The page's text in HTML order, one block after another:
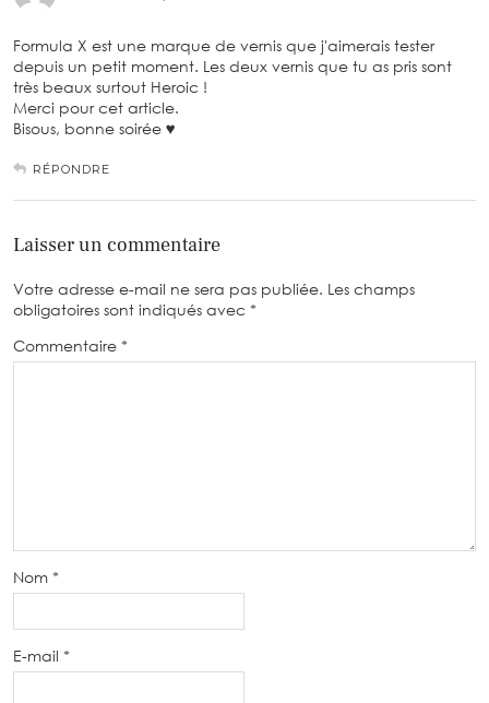
Formula X est une marque de vernis que j'aimerais tester
depuis un petit moment. Les deux vernis que tu as pris sont
très beaux surtout Heroic !
Merci pour cet article.
Bisous, bonne soirée ♥
RÉPONDRE
Laisser un commentaire
Votre adresse e-mail ne sera pas publiée. Les champs
obligatoires sont indiqués avec *
Commentaire *
Nom *
E-mail *